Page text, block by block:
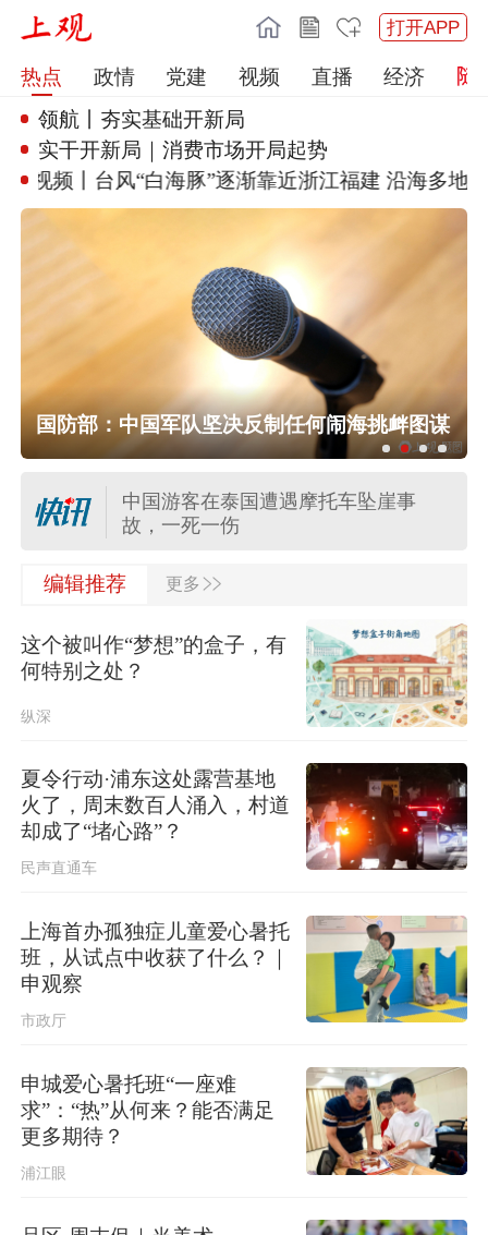
打开APP
热点 政情 党建 视频 直播
经济
领航丨夯实基础开新局
实干开新局｜消费市场开局起势
视频丨台风“白海豚”逐渐靠近浙江福建 沿海多地停航
国防部：中国军队坚决反制任何闹海挑衅图谋
中白将举行“神鹰-2026”空降兵联合训
外交部：日本执政当局应倾听民众呼
声，停止在核问题上玩火
中国游客在泰国遭遇摩托车坠崖事
故，一死一伤
河南重新组织“三支一扶”笔试，此前考
台湾发布台风“白海豚”海上警报
锁不住台湾青年寻机遇求发展的心
中白将举行“神鹰-2026”空降兵联合训
练
声，停止在核问题上玩火
编辑推荐 更多 >>
这个被叫作“梦想”的盒子，有
何特别之处？
纵深
夏令行动·浦东这处露营基地
火了，周末数百人涌入，村道
却成了“堵心路”？
民声直通车
上海首办孤独症儿童爱心暑托
班，从试点中收获了什么？｜
申观察
市政厅
申城爱心暑托班“一座难
求”：“热”从何来？能否满足
更多期待？
浦江眼